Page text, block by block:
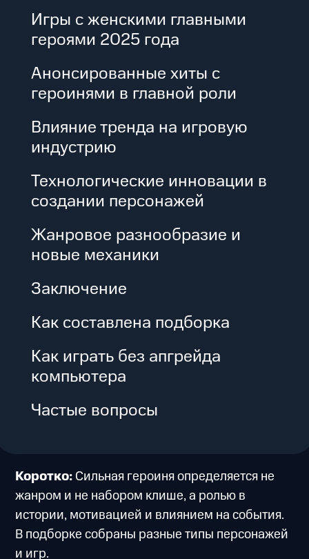
Игры с женскими главными
героями 2025 года
Анонсированные хиты с
героинями в главной роли
Влияние тренда на игровую
индустрию
Технологические инновации в
создании персонажей
Жанровое разнообразие и
новые механики
Заключение
Как составлена подборка
Как играть без апгрейда
компьютера
Частые вопросы
Коротко:Сильная героиня определяется не
жанром и не набором клише, а ролью в
истории, мотивацией и влиянием на события.
В подборке собраны разные типы персонажей
и игр.